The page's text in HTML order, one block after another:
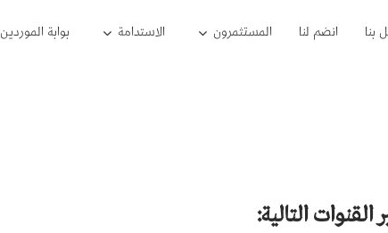
بنا انضم لنا المستثمرون الاستدامة بوابة الموردين
التالية: